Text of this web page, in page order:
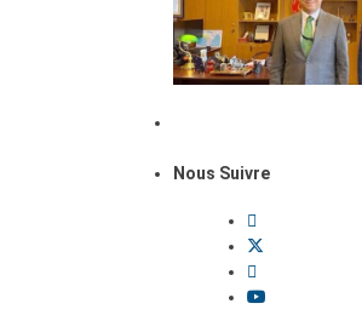
Nous Suivre